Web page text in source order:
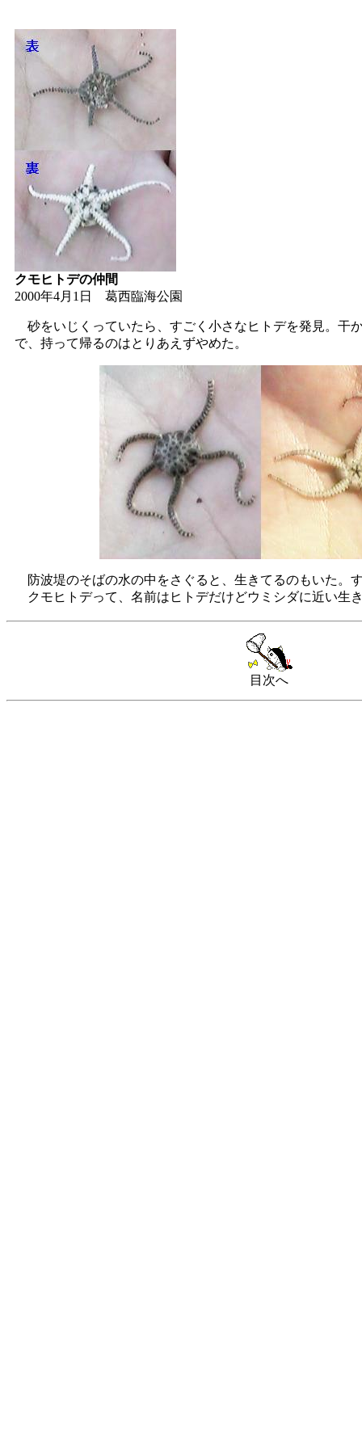
クモヒトデの仲間
2000年4月1日 葛西臨海公園
砂をいじくっていたら、すごく小さなヒトデを発見。干
で、持って帰るのはとりあえずやめた。
防波堤のそばの水の中をさぐると、生きてるのもいた。
クモヒトデって、名前はヒトデだけどウミシダに近い生
目次へ